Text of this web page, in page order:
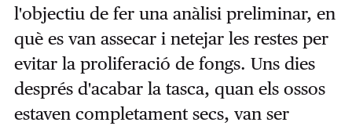
l'objectiu de fer una anàlisi preliminar, en
què es van assecar i netejar les restes per
evitar la proliferació de fongs. Uns dies
després d'acabar la tasca, quan els ossos
estaven completament secs, van ser